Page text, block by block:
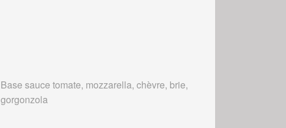
Base sauce tomate, mozzarella, chèvre, brie,
gorgonzola